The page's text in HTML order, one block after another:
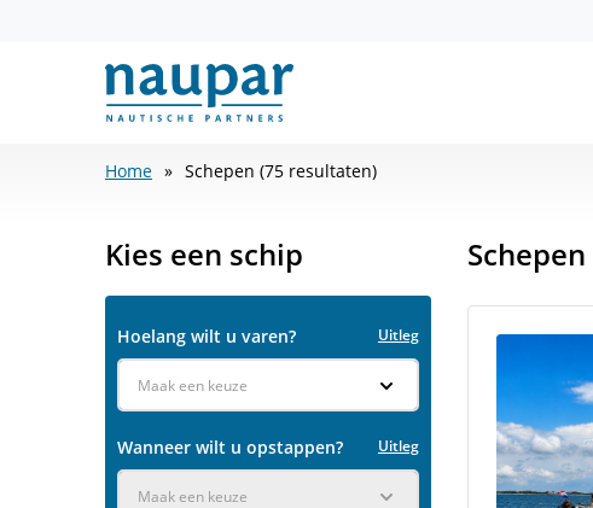
Home Schepen (75 resultaten)
Kies een schip
Hoelang wilt u varen? Uitleg
Maak een keuze
Wanneer wilt u opstappen? Uitleg
Maak een keuze
Schepen